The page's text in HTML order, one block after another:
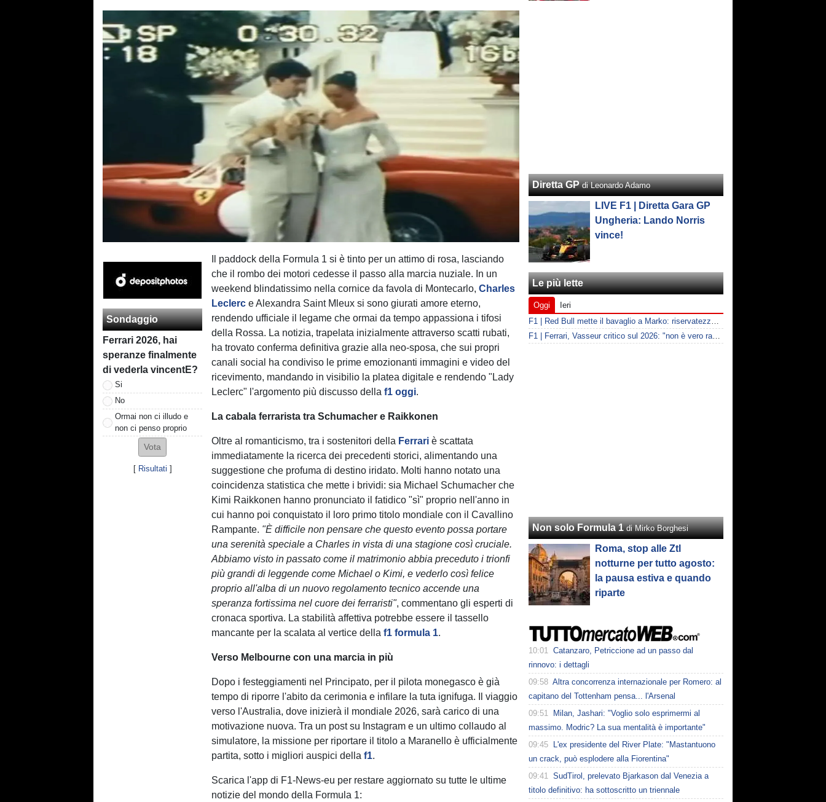
Sondaggio
Ferrari 2026, hai
speranze finalmente
di vederla vincentE?
Si
No
Ormai non ci illudo e
non ci penso proprio
[ Risultati ]
Il paddock della Formula 1 si è tinto per un attimo di rosa, lasciando
che il rombo dei motori cedesse il passo alla marcia nuziale. In un
weekend blindatissimo nella cornice da favola di Montecarlo,Charles
Leclerc e Alexandra Saint Mleux si sono giurati amore eterno,
rendendo ufficiale il legame che ormai da tempo appassiona i tifosi
della Rossa. La notizia, trapelata inizialmente attraverso scatti rubati,
ha trovato conferma definitiva grazie alla neo-sposa, che sui propri
canali social ha condiviso le prime emozionanti immagini e video del
ricevimento, mandando in visibilio la platea digitale e rendendo "Lady
Leclerc" l'argomento più discusso dellaf1 oggi.
La cabala ferrarista tra Schumacher e Raikkonen
Oltre al romanticismo, tra i sostenitori della Ferrari è scattata
immediatamente la ricerca dei precedenti storici, alimentando una
suggestione che profuma di destino iridato. Molti hanno notato una
coincidenza statistica che mette i brividi: sia Michael Schumacher che
Kimi Raikkonen hanno pronunciato il fatidico "sì" proprio nell'anno in
cui hanno poi conquistato il loro primo titolo mondiale con il Cavallino
Rampante. "È difficile non pensare che questo evento possa portare
una serenità speciale a Charles in vista di una stagione così cruciale.
Abbiamo visto in passato come il matrimonio abbia preceduto i trionfi
più grandi di leggende come Michael o Kimi, e vederlo così felice
proprio all'alba di un nuovo regolamento tecnico accende una
speranza fortissima nel cuore dei ferraristi", commentano gli esperti di
cronaca sportiva. La stabilità affettiva potrebbe essere il tassello
mancante per la scalata al vertice dellaf1 formula 1.
Verso Melbourne con una marcia in più
Dopo i festeggiamenti nel Principato, per il pilota monegasco è già
tempo di riporre l'abito da cerimonia e infilare la tuta ignifuga. Il viaggio
verso l'Australia, dove inizierà il mondiale 2026, sarà carico di una
motivazione nuova. Tra un post su Instagram e un ultimo collaudo al
simulatore, la missione per riportare il titolo a Maranello è ufficialmente
partita, sotto i migliori auspici dellaf1.
Scarica l'app di F1-News-eu per restare aggiornato su tutte le ultime
notizie del mondo della Formula 1:
Diretta GP di Leonardo Adamo
LIVE F1 | Diretta Gara GP
Ungheria: Lando Norris
vince!
Le più lette
Oggi
Ieri
F1 | Red Bull mette il bavaglio a Marko: riservatezza fino al 2026
F1 | Ferrari, Vasseur critico sul 2026: "non è vero racing, ma non è artificiale"
Non solo Formula 1 di Mirko Borghesi
Roma, stop alle Ztl
notturne per tutto agosto:
la pausa estiva e quando
riparte
10:01 Catanzaro, Petriccione ad un passo dal
rinnovo: i dettagli
09:58 Altra concorrenza internazionale per Romero: al
capitano del Tottenham pensa... l'Arsenal
09:51
Milan, Jashari: "Voglio solo esprimermi al
massimo. Modric? La sua mentalità è importante"
09:45
L'ex presidente del River Plate: "Mastantuono
un crack, può esplodere alla Fiorentina"
09:41 SudTirol, prelevato Bjarkason dal Venezia a
titolo definitivo: ha sottoscritto un triennale